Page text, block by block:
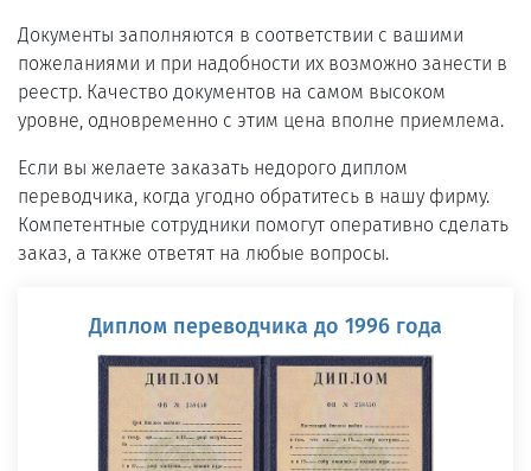
Документы заполняются в соответствии с вашими
пожеланиями и при надобности их возможно занести в
реестр. Качество документов на самом высоком
уровне, одновременно с этим цена вполне приемлема.
Если вы желаете заказать недорого диплом
переводчика, когда угодно обратитесь в нашу фирму.
Компетентные сотрудники помогут оперативно сделать
заказ, а также ответят на любые вопросы.
Диплом переводчика до 1996 года